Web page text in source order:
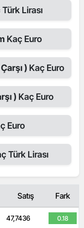
Lirası
Kaç Euro
) Kaç Euro
) Kaç Euro
Euro
Türk Lirası
Satış Fark
47,7436 0.18